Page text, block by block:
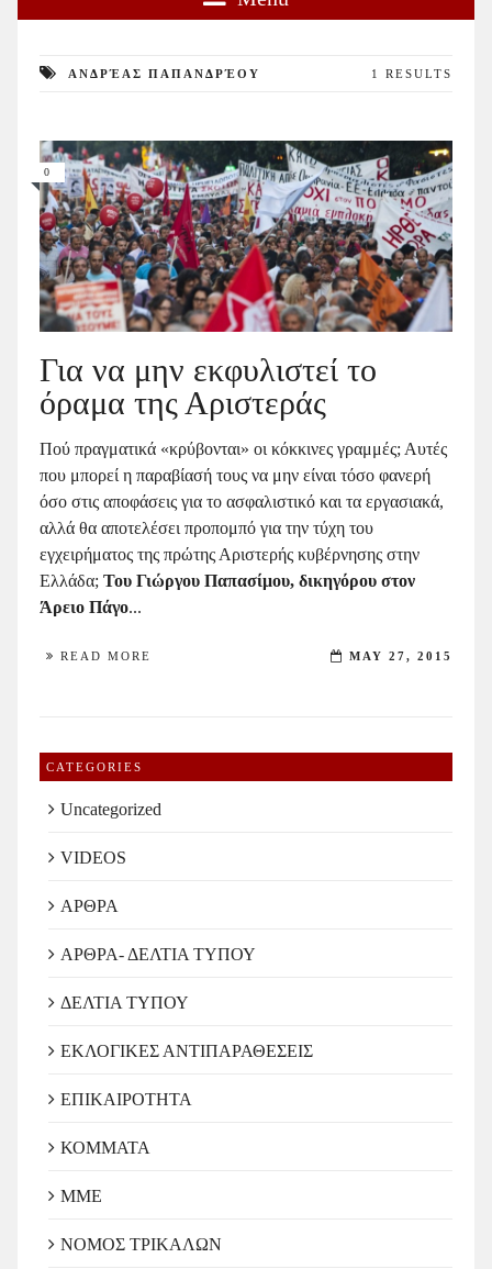
ΑΝΔΡΈΑΣ ΠΑΠΑΝΔΡΈΟΥ 1 RESULTS
0
Για να μην εκφυλιστεί το
όραμα της Αριστεράς
Πού πραγματικά «κρύβονται» οι κόκκινες γραμμές; Αυτές
που μπορεί η παραβίασή τους να μην είναι τόσο φανερή
όσο στις αποφάσεις για το ασφαλιστικό και τα εργασιακά,
αλλά θα αποτελέσει προπομπό για την τύχη του
εγχειρήματος της πρώτης Αριστερής κυβέρνησης στην
Ελλάδα; Του Γιώργου Παπασίμου, δικηγόρου στον
Άρειο Πάγο...
READ MORE MAY 27, 2015
CATEGORIES
Uncategorized
VIDEOS
ΑΡΘΡΑ
ΑΡΘΡΑ- ΔΕΛΤΙΑ ΤΥΠΟΥ
ΔΕΛΤΙΑ ΤΥΠΟΥ
ΕΚΛΟΓΙΚΕΣ ΑΝΤΙΠΑΡΑΘΕΣΕΙΣ
ΕΠΙΚΑΙΡΟΤΗΤΑ
ΚΟΜΜΑΤΑ
ΜΜΕ
ΝΟΜΟΣ ΤΡΙΚΑΛΩΝ